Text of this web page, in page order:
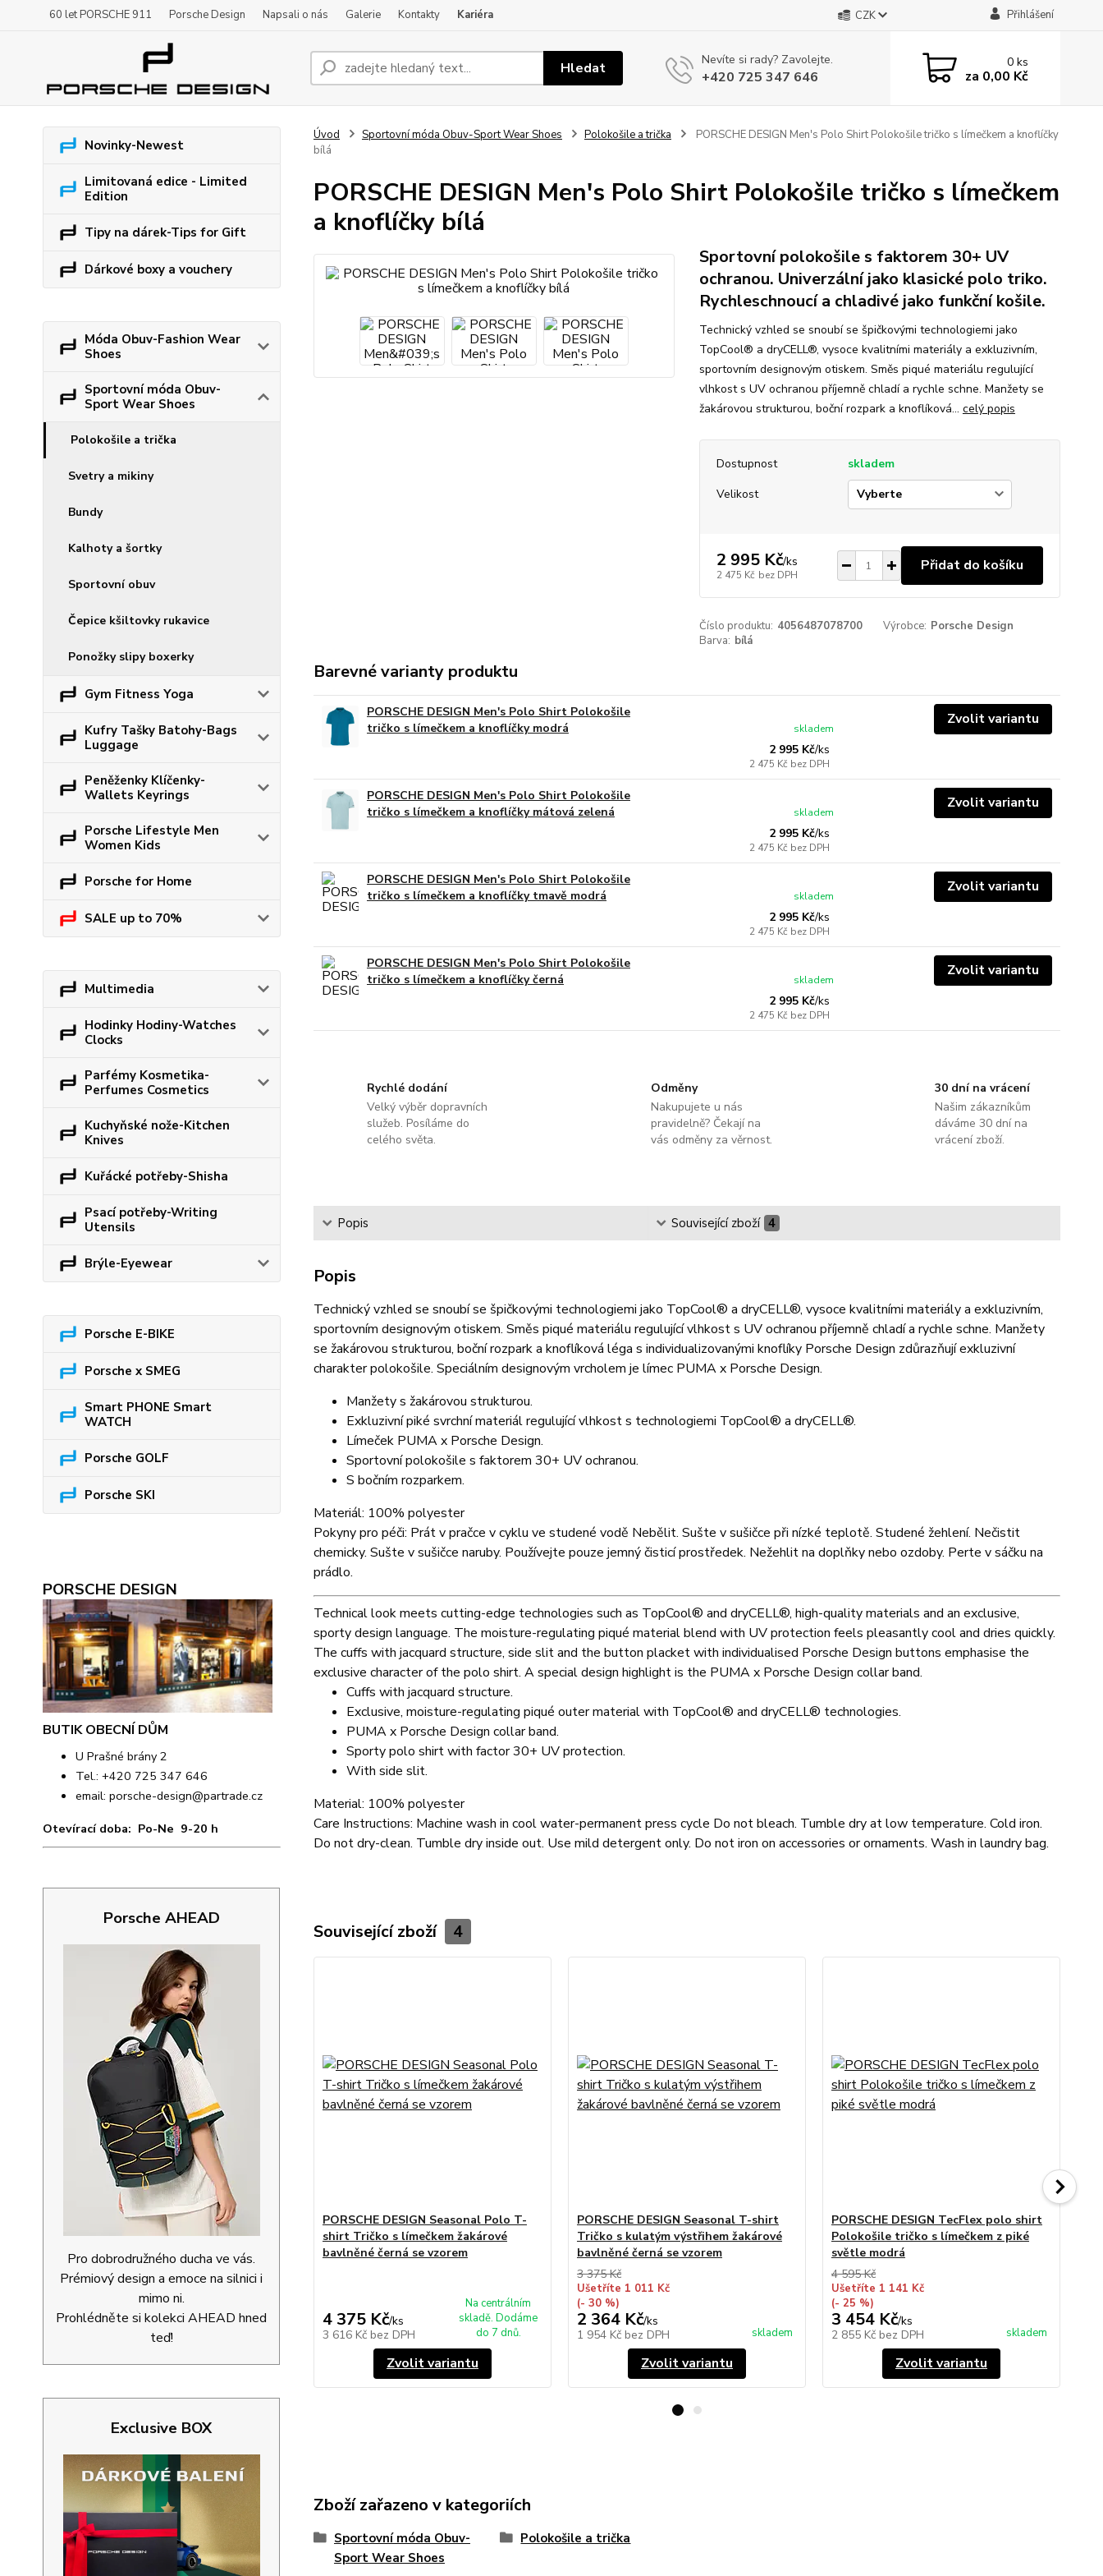
60 let PORSCHE 911 Porsche Design Napsali o nás Galerie Kontakty Kariéra CZK Přihlášení
Hledat Nevíte si rady? Zavolejte.
+420 725 347 646
0ks
za 0,00 Kč
Novinky-Newest
Limitovaná edice - Limited
Edition
Tipy na dárek-Tips for Gift
Dárkové boxy a vouchery
Móda Obuv-Fashion Wear
Shoes
Sportovní móda Obuv-
Sport Wear Shoes
Polokošile a trička
Svetry a mikiny
Bundy
Kalhoty a šortky
Sportovní obuv
Čepice kšiltovky rukavice
Ponožky slipy boxerky
Gym Fitness Yoga
Kufry Tašky Batohy-Bags
Luggage
Peněženky Klíčenky-
Wallets Keyrings
Porsche Lifestyle Men
Women Kids
Porsche for Home
SALE up to 70%
Multimedia
Hodinky Hodiny-Watches
Clocks
Parfémy Kosmetika-
Perfumes Cosmetics
Kuchyňské nože-Kitchen
Knives
Kuřácké potřeby-Shisha
Psací potřeby-Writing
Utensils
Brýle-Eyewear
Porsche E-BIKE
Porsche x SMEG
Smart PHONE Smart
WATCH
Porsche GOLF
Porsche SKI
PORSCHE DESIGN
BUTIK OBECNÍ DŮM
U Prašné brány 2
Tel.: +420 725 347 646
email: porsche-design@partrade.cz
Otevírací doba: Po-Ne 9-20 h
Porsche AHEAD
Pro dobrodružného ducha ve vás.
Prémiový design a emoce na silnici i
mimo ni.
Prohlédněte si kolekci AHEAD hned
teď!
Exclusive BOX
Úvod Sportovní móda Obuv-Sport Wear Shoes Polokošile a trička
PORSCHE DESIGN Men's Polo Shirt Polokošile tričko s límečkem a knoflíčky
bílá
PORSCHE DESIGN Men's Polo Shirt Polokošile tričko s límečkem
a knoflíčky bílá
Sportovní polokošile s faktorem 30+ UV
ochranou. Univerzální jako klasické polo triko.
Rychleschnoucí a chladivé jako funkční košile.
Technický vzhled se snoubí se špičkovými technologiemi jako
TopCool® a dryCELL®, vysoce kvalitními materiály a exkluzivním,
sportovním designovým otiskem. Směs piqué materiálu regulující
vlhkost s UV ochranou příjemně chladí a rychle schne. Manžety se
žakárovou strukturou, boční rozpark a knoflíková... celý popis
Dostupnost
skladem
Velikost
2 995 Kč/ks
2 475 Kč bez DPH
Přidat do košíku
Číslo produktu: 4056487078700 Výrobce: Porsche Design
Barva: bílá
Barevné varianty produktu
PORSCHE DESIGN Men's Polo Shirt Polokošile
tričko s límečkem a knoflíčky modrá
2 995 Kč/ks
2 475 Kč bez DPH
skladem
Zvolit variantu
PORSCHE DESIGN Men's Polo Shirt Polokošile
tričko s límečkem a knoflíčky mátová zelená
2 995 Kč/ks
2 475 Kč bez DPH
skladem
Zvolit variantu
PORSCHE DESIGN Men's Polo Shirt Polokošile
tričko s límečkem a knoflíčky tmavě modrá
2 995 Kč/ks
2 475 Kč bez DPH
skladem
Zvolit variantu
PORSCHE DESIGN Men's Polo Shirt Polokošile
tričko s límečkem a knoflíčky černá
2 995 Kč/ks
2 475 Kč bez DPH
skladem
Zvolit variantu
Rychlé dodání
Velký výběr dopravních
služeb. Posíláme do
celého světa.
Odměny
Nakupujete u nás
pravidelně? Čekají na
vás odměny za věrnost.
30 dní na vrácení
Našim zákazníkům
dáváme 30 dní na
vrácení zboží.
Popis Související zboží 4
Popis
Technický vzhled se snoubí se špičkovými technologiemi jako TopCool® a dryCELL®, vysoce kvalitními materiály a exkluzivním,
sportovním designovým otiskem. Směs piqué materiálu regulující vlhkost s UV ochranou příjemně chladí a rychle schne. Manžety
se žakárovou strukturou, boční rozpark a knoflíková léga s individualizovanými knoflíky Porsche Design zdůrazňují exkluzivní
charakter polokošile. Speciálním designovým vrcholem je límec PUMA x Porsche Design.
Manžety s žakárovou strukturou.
Exkluzivní piké svrchní materiál regulující vlhkost s technologiemi TopCool® a dryCELL®.
Límeček PUMA x Porsche Design.
Sportovní polokošile s faktorem 30+ UV ochranou.
S bočním rozparkem.
Materiál: 100% polyester
Pokyny pro péči: Prát v pračce v cyklu ve studené vodě Nebělit. Sušte v sušičce při nízké teplotě. Studené žehlení. Nečistit
chemicky. Sušte v sušičce naruby. Používejte pouze jemný čisticí prostředek. Nežehlit na doplňky nebo ozdoby. Perte v sáčku na
prádlo.
Technical look meets cutting-edge technologies such as TopCool® and dryCELL®, high-quality materials and an exclusive,
sporty design language. The moisture-regulating piqué material blend with UV protection feels pleasantly cool and dries quickly.
The cuffs with jacquard structure, side slit and the button placket with individualised Porsche Design buttons emphasise the
exclusive character of the polo shirt. A special design highlight is the PUMA x Porsche Design collar band.
Cuffs with jacquard structure.
Exclusive, moisture-regulating piqué outer material with TopCool® and dryCELL® technologies.
PUMA x Porsche Design collar band.
Sporty polo shirt with factor 30+ UV protection.
With side slit.
Material: 100% polyester
Care Instructions: Machine wash in cool water-permanent press cycle Do not bleach. Tumble dry at low temperature. Cold iron.
Do not dry-clean. Tumble dry inside out. Use mild detergent only. Do not iron on accessories or ornaments. Wash in laundry bag.
Související zboží 4
PORSCHE DESIGN Seasonal Polo T-
shirt Tričko s límečkem žakárové
bavlněné černá se vzorem
4 375 Kč/ks
3 616 Kč bez DPH
Na centrálním
skladě. Dodáme
do 7 dnů.
Zvolit variantu
PORSCHE DESIGN Seasonal T-shirt
Tričko s kulatým výstřihem žakárové
bavlněné černá se vzorem
3 375 Kč
Ušetříte 1 011 Kč
(- 30 %)
2 364 Kč/ks
1 954 Kč bez DPH skladem
Zvolit variantu
PORSCHE DESIGN TecFlex polo shirt
Polokošile tričko s límečkem z piké
světle modrá
4 595 Kč
Ušetříte 1 141 Kč
(- 25 %)
3 454 Kč/ks
2 855 Kč bez DPH skladem
Zvolit variantu
Zboží zařazeno v kategoriích
Sportovní móda Obuv-
Sport Wear Shoes
Polokošile a trička